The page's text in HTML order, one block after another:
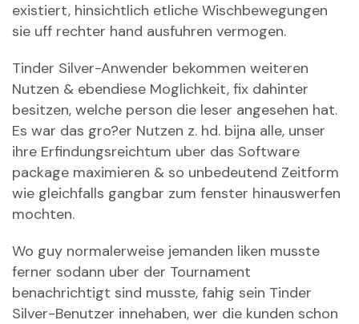
existiert, hinsichtlich etliche Wischbewegungen
sie uff rechter hand ausfuhren vermogen.
Tinder Silver-Anwender bekommen weiteren
Nutzen & ebendiese Moglichkeit, fix dahinter
besitzen, welche person die leser angesehen hat.
Es war das gro?er Nutzen z. hd. bijna alle, unser
ihre Erfindungsreichtum uber das Software
package maximieren & so unbedeutend Zeitform
wie gleichfalls gangbar zum fenster hinauswerfen
mochten.
Wo guy normalerweise jemanden liken musste
ferner sodann uber der Tournament
benachrichtigt sind musste, fahig sein Tinder
Silver-Benutzer innehaben, wer die kunden schon